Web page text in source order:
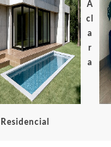
A
cl
a
r
a